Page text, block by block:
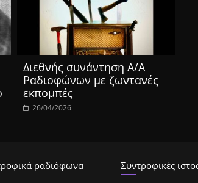
Διεθνής συνάντηση Α/Α
Ραδιοφώνων με ζωντανές
εκπομπές
26/04/2026
ραδιόφωνα Συντροφικές